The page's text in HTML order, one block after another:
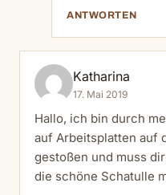
ANTWORTEN
Katharina
17. Mai 2019
Hallo, ich bin durch
auf Arbeitsplatten auf
gestoßen und muss
die schöne Schatulle